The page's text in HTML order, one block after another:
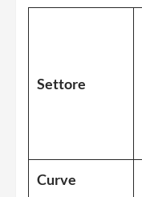
Settore
Curve